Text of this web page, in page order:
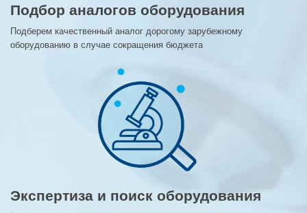
Подбор аналогов оборудования
Подберем качественный аналог дорогому зарубежному
оборудованию в случае сокращения бюджета
Экспертиза и поиск оборудования